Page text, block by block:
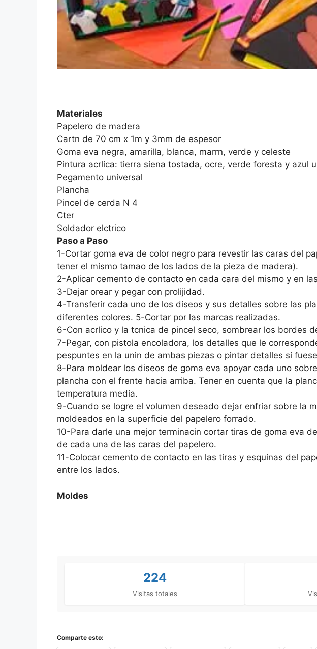
Materiales
Papelero de madera
Cartn de 70 cm x 1m y 3mm de espesor
Goma eva negra, amarilla, blanca, marrn, verde y celeste
Pintura acrlica: tierra siena tostada, ocre, verde foresta y azul
Pegamento universal
Plancha
Pincel de cerda N 4
Cter
Soldador elctrico
Paso a Paso
1-Cortar goma eva de color negro para revestir las caras del
tener el mismo tamao de los lados de la pieza de madera).
2-Aplicar cemento de contacto en cada cara del mismo y en
3-Dejar orear y pegar con prolijidad.
4-Transferir cada uno de los diseos y sus detalles sobre las
diferentes colores. 5-Cortar por las marcas realizadas.
6-Con acrlico y la tcnica de pincel seco, sombrear los bordes
7-Pegar, con pistola encoladora, los detalles que le
pespuntes en la unin de ambas piezas o pintar detalles si
8-Para moldear los diseos de goma eva apoyar cada uno
plancha con el frente hacia arriba. Tener en cuenta que la
temperatura media.
9-Cuando se logre el volumen deseado dejar enfriar sobre la
moldeados en la superficie del papelero forrado.
10-Para darle una mejor terminacin cortar tiras de goma eva
de cada una de las caras del papelero.
11-Colocar cemento de contacto en las tiras y esquinas del
entre los lados.
Moldes
224
Visitas totales
Comparte esto: